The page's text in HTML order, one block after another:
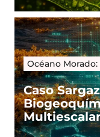
Océano
Caso